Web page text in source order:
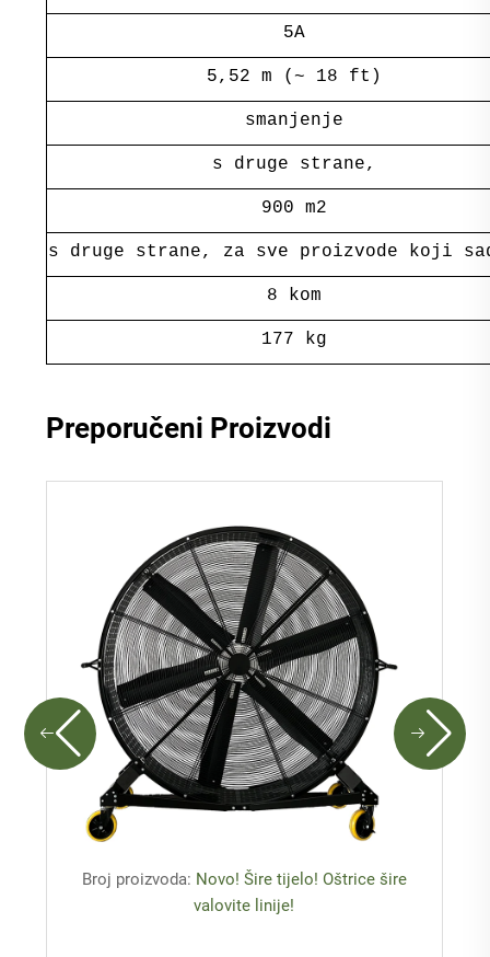
5A
5,52 m (~ 18 ft)
smanjenje
s druge strane,
900 m2
s druge strane, za sve proizvode koji
8 kom
177 kg
Preporučeni Proizvodi
Broj proizvoda: Novo! Šire tijelo! Oštrice šire
valovite linije!